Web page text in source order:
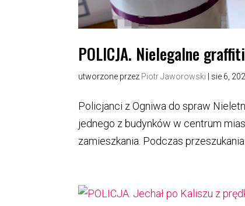
POLICJA. Nielegalne
utworzone przez Piotr Jaworowski sie 6,
Policjanci z Ogniwa do spraw
jednego z budynków w centrum
zamieszkania. Podczas